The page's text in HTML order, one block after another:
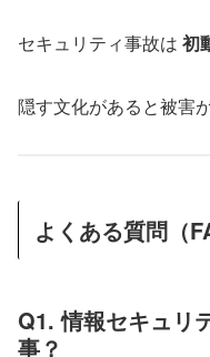
セキュリティ事故は 初
隠す文化があると被害
よくある質問（
Q1. 情報セキュリ
事？